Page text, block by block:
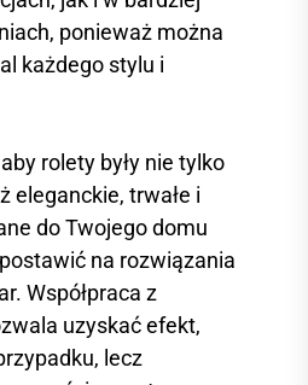
ponieważ można
każdego stylu i
rolety były nie tylko
eleganckie, trwałe i
do Twojego domu
na rozwiązania
Współpraca z
uzyskać efekt,
lecz